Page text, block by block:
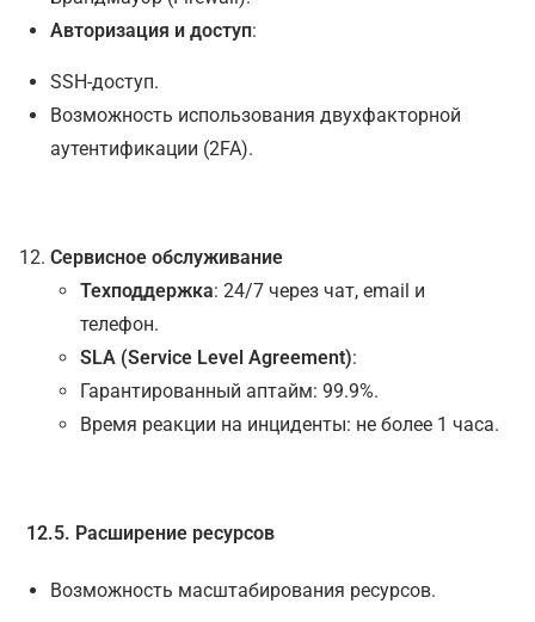
Авторизация и доступ:
SSH-доступ.
Возможность использования двухфакторной
аутентификации (2FA).
Сервисное обслуживание
Техподдержка: 24/7 через чат, email и
телефон.
SLA (Service Level Agreement):
Гарантированный аптайм: 99.9%.
Время реакции на инциденты: не более 1 часа.
12.5. Расширение ресурсов
Возможность масштабирования ресурсов.